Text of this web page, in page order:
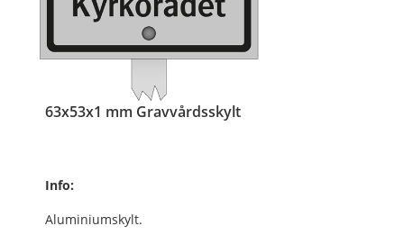
63x53x1 mm Gravvårdsskylt
Info:
Aluminiumskylt.